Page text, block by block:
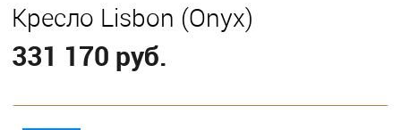
Кресло Lisbon (Onyx)
331 170 руб.